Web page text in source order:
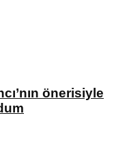
önerisiyle